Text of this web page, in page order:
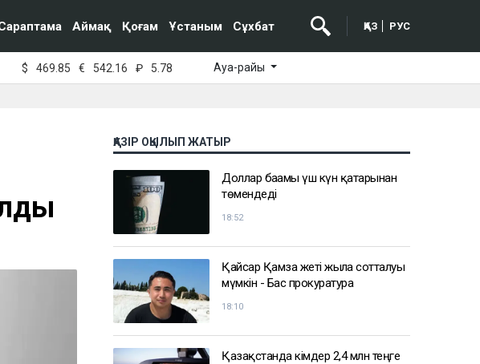
Аймақ Қоғам Ұстаным Сұхбат ҚАЗ РУС
$ 469.85 € 542.16 ₽ 5.78 Ауа-райы
ҚАЗІР ОҚЫЛЫП ЖАТЫР
Доллар бағамы үш күн қатарынан
төмендеді
18:52
Қайсар Қамза жеті жылға сотталуы
мүмкін - Бас прокуратура
18:10
Қазақстанда кімдер 2,4 млн теңге